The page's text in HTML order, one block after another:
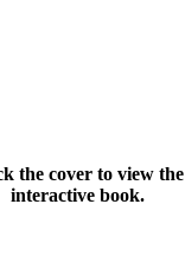
the cover to view the
interactive book.